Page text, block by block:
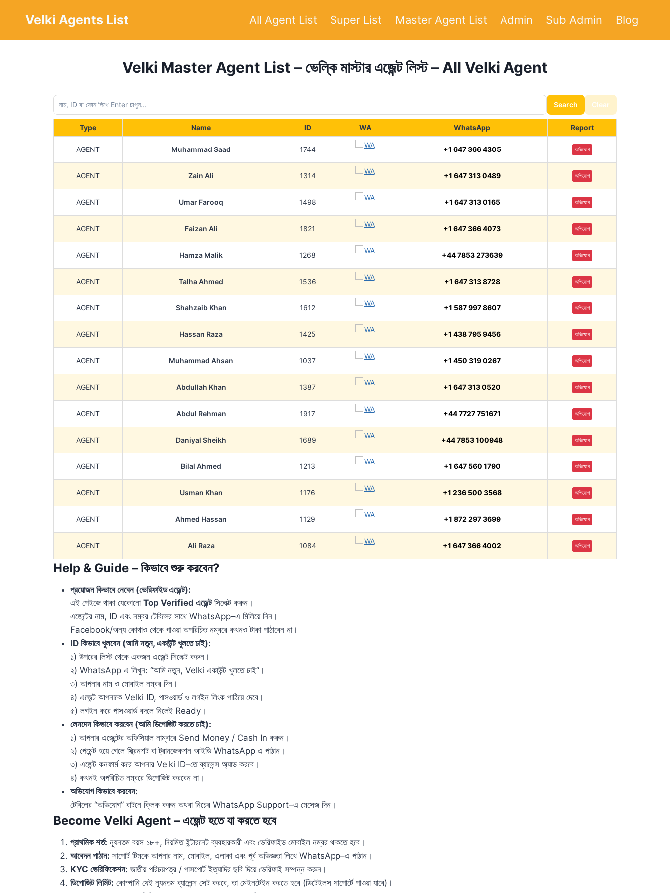
Velki Agents List All Agent List Super List Master Agent List Admin Sub Admin Blog
Velki Master Agent List – ভেল্কি মাস্টার এজেন্ট লিস্ট – All Velki Agent
Search Clear
Type Name ID WA WhatsApp Report
AGENT Muhammad Saad 1744 +1 647 366 4305 অভিযোগ
AGENT Zain Ali 1314 +1 647 313 0489 অভিযোগ
AGENT Umar Farooq 1498 +1 647 313 0165 অভিযোগ
AGENT Faizan Ali 1821 +1 647 366 4073 অভিযোগ
AGENT Hamza Malik 1268 +44 7853 273639 অভিযোগ
AGENT Talha Ahmed 1536 +1 647 313 8728 অভিযোগ
AGENT Shahzaib Khan 1612 +1 587 997 8607 অভিযোগ
AGENT Hassan Raza 1425 +1 438 795 9456 অভিযোগ
AGENT Muhammad Ahsan 1037 +1 450 319 0267 অভিযোগ
AGENT Abdullah Khan 1387 +1 647 313 0520 অভিযোগ
AGENT Abdul Rehman 1917 +44 7727 751671 অভিযোগ
AGENT Daniyal Sheikh 1689 +44 7853 100948 অভিযোগ
AGENT Bilal Ahmed 1213 +1 647 560 1790 অভিযোগ
AGENT Usman Khan 1176 +1 236 500 3568 অভিযোগ
AGENT Ahmed Hassan 1129 +1 872 297 3699 অভিযোগ
AGENT Ali Raza 1084 +1 647 366 4002 অভিযোগ
Help & Guide – কিভাবে শুরু করবেন?
প্রয়োজন কিভাবে নেবেন (ভেরিফাইড এজেন্ট):
এই পেইজে থাকা যেকোনো Top Verified এজেন্টসিলেক্ট করুন।
এজেন্টের নাম, ID এবং নম্বর টেবিলের সাথে WhatsApp–এ মিলিয়ে নিন।
Facebook/অন্য কোথাও থেকে পাওয়া অপরিচিত নম্বরে কখনও টাকা পাঠাবেন না।
ID কিভাবে খুলবেন (আমি নতুন, একাউন্ট খুলতে চাই):
১) উপরের লিস্ট থেকে একজন এজেন্ট সিলেক্ট করুন।
২) WhatsApp এ লিখুন: “আমি নতুন, Velki একাউন্ট খুলতে চাই”।
৩) আপনার নাম ও মোবাইল নম্বর দিন।
৪) এজেন্ট আপনাকে Velki ID, পাসওয়ার্ড ও লগইন লিংক পাঠিয়ে দেবে।
৫) লগইন করে পাসওয়ার্ড বদলে নিলেই Ready।
লেনদেন কিভাবে করবেন (আমি ডিপোজিট করতে চাই):
১) আপনার এজেন্টের অফিসিয়াল নাম্বারে Send Money / Cash In করুন।
২) পেমেন্ট হয়ে গেলে স্ক্রিনশট বা ট্রানজেকশন আইডি WhatsApp এ পাঠান।
৩) এজেন্ট কনফার্ম করে আপনার Velki ID–তে ব্যালেন্স অ্যাড করবে।
৪) কখনই অপরিচিত নম্বরে ডিপোজিট করবেন না।
অভিযোগ কিভাবে করবেন:
টেবিলের “অভিযোগ” বাটনে ক্লিক করুন অথবা নিচের WhatsApp Support–এ মেসেজ দিন।
Become Velki Agent – এজেন্ট হতে যা করতে হবে
প্রাথমিক শর্ত: ন্যূনতম বয়স ১৮+, নিয়মিত ইন্টারনেট ব্যবহারকারী এবং ভেরিফাইড মোবাইল নম্বর থাকতে হবে।
আবেদন পাঠান: সাপোর্ট টিমকে আপনার নাম, মোবাইল, এলাকা এবং পূর্ব অভিজ্ঞতা লিখে WhatsApp–এ পাঠান।
KYC ভেরিফিকেশন: জাতীয় পরিচয়পত্র / পাসপোর্ট ইত্যাদির ছবি দিয়ে ভেরিফাই সম্পন্ন করুন।
ডিপোজিট লিমিট: কোম্পানি যেই ন্যূনতম ব্যালেন্স সেট করবে, তা মেইনটেইন করতে হবে (ডিটেইলস সাপোর্টে পাওয়া যাবে)।